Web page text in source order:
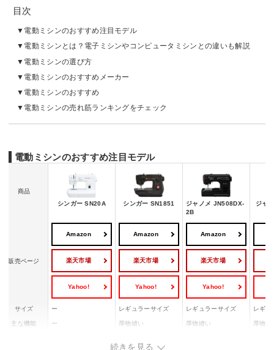
目次
電動ミシンのおすすめ注目モデル
電動ミシンとは？電子ミシンやコンピュータミシンとの違いも解説
電動ミシンの選び方
電動ミシンのおすすめメーカー
電動ミシンのおすすめ
電動ミシンの売れ筋ランキングをチェック
電動ミシンのおすすめ注目モデル
商品
シンガー SN20A
シンガー SN1851
ジャノメ JN508DX-
2B
ジャ
販売ページ
Amazon
楽天市場
Yahoo!
Amazon
楽天市場
Yahoo!
Amazon
楽天市場
Yahoo!
サイズ ー レギュラーサイズ レギュラーサイズ レギ
主な機能 ー 厚物縫い 厚物縫い 厚物縫
続きを見る